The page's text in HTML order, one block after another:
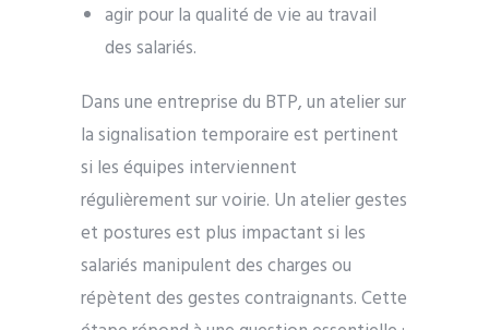
agir pour la qualité de vie au travail
des salariés.
Dans une entreprise du BTP, un atelier sur
la signalisation temporaire est pertinent
si les équipes interviennent
régulièrement sur voirie. Un atelier gestes
et postures est plus impactant si les
salariés manipulent des charges ou
répètent des gestes contraignants.Cette